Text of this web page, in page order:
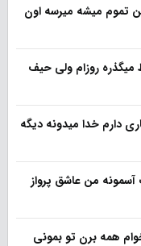
تموم میشه میرسه اون
روزام ولی حیف
دارم خدا میدونه دیگه
من عاشق پرواز
همه برن تو بمونی